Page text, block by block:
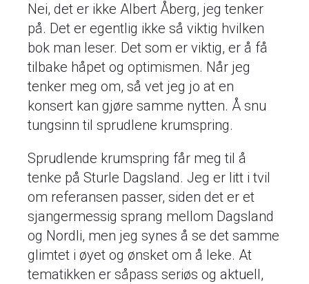
Nei, det er ikke Albert Åberg, jeg tenker
på. Det er egentlig ikke så viktig hvilken
bok man leser. Det som er viktig, er å få
tilbake håpet og optimismen. Når jeg
tenker meg om, så vet jeg jo at en
konsert kan gjøre samme nytten. Å snu
tungsinn til sprudlene krumspring.
Sprudlende krumspring får meg til å
tenke på Sturle Dagsland. Jeg er litt i tvil
om referansen passer, siden det er et
sjangermessig sprang mellom Dagsland
og Nordli, men jeg synes å se det samme
glimtet i øyet og ønsket om å leke. At
tematikken er såpass seriøs og aktuell,